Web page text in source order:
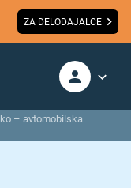
ZA DELODAJALCE
– avtomobilska